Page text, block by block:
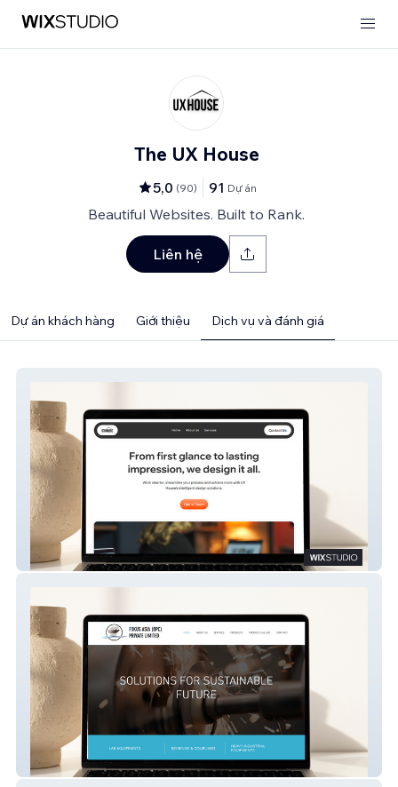
The UX House
5,0 (90) 91 Dự án
Beautiful Websites. Built to Rank.
Liên hệ
Dự án khách hàng Giới thiệu Dịch vụ và đánh giá
The UX House
Fokus Asia